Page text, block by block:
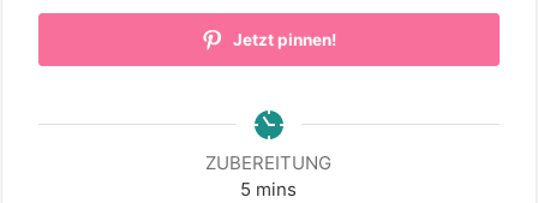
Jetzt pinnen!
ZUBEREITUNG
5 minutes
mins